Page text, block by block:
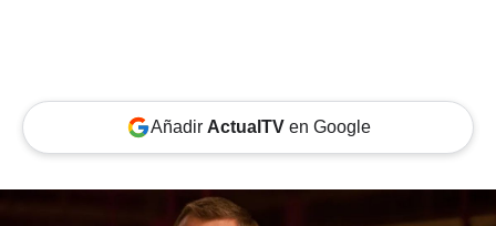
Añadir ActualTVen Google